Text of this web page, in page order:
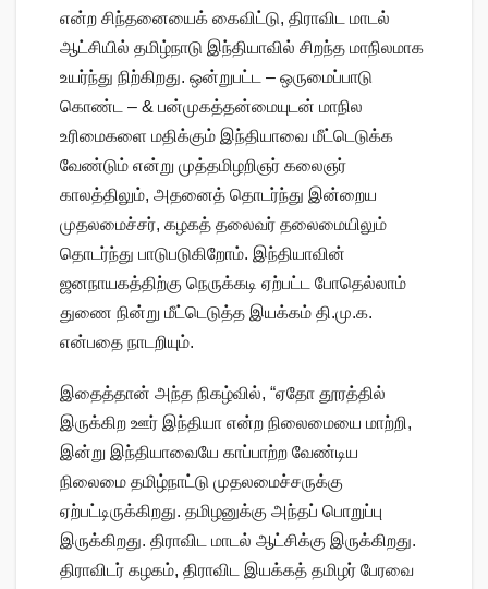
என்ற சிந்தனையைக் கைவிட்டு, திராவிட மாடல்
ஆட்சியில் தமிழ்நாடு இந்தியாவில் சிறந்த மாநிலமாக
உயர்ந்து நிற்கிறது. ஒன்றுபட்ட – ஒருமைப்பாடு
கொண்ட – & பன்முகத்தன்மையுடன் மாநில
உரிமைகளை மதிக்கும் இந்தியாவை மீட்டெடுக்க
வேண்டும் என்று முத்தமிழறிஞர் கலைஞர்
காலத்திலும், அதனைத் தொடர்ந்து இன்றைய
முதலமைச்சர், கழகத் தலைவர் தலைமையிலும்
தொடர்ந்து பாடுபடுகிறோம். இந்தியாவின்
ஜனநாயகத்திற்கு நெருக்கடி ஏற்பட்ட போதெல்லாம்
துணை நின்று மீட்டெடுத்த இயக்கம் தி.மு.க.
என்பதை நாடறியும்.
இதைத்தான் அந்த நிகழ்வில், “ஏதோ தூரத்தில்
இருக்கிற ஊர் இந்தியா என்ற நிலைமையை மாற்றி,
இன்று இந்தியாவையே காப்பாற்ற வேண்டிய
நிலைமை தமிழ்நாட்டு முதலமைச்சருக்கு
ஏற்பட்டிருக்கிறது. தமிழனுக்கு அந்தப் பொறுப்பு
இருக்கிறது. திராவிட மாடல் ஆட்சிக்கு இருக்கிறது.
திராவிடர் கழகம், திராவிட இயக்கத் தமிழர் பேரவை